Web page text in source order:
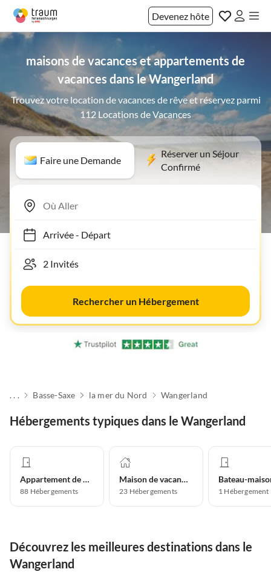
Devenez hôte
maisons de vacances et appartements de
vacances dans le Wangerland
Trouvez votre location de vacances de rêve et réservez parmi
112 Locations de Vacances
Faire une Demande
Réserver un Séjour
Confirmé
Arrivée- Départ
Rechercher un Hébergement
. . . Basse-Saxe la mer du Nord Wangerland
Hébergements typiques dans le Wangerland
Appartement de vacances
88 Hébergements
Maison de vacances
23 Hébergements
Bateau-
1 Hébergement
Découvrez les meilleures destinations dans le
Wangerland